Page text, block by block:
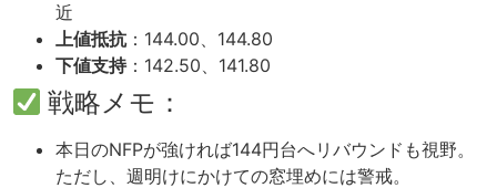
近
上値抵抗：144.00、144.80
下値支持：142.50、141.80
戦略メモ：
本日のNFPが強ければ144円台へリバウンドも視野。
ただし、週明けにかけての窓埋めには警戒。